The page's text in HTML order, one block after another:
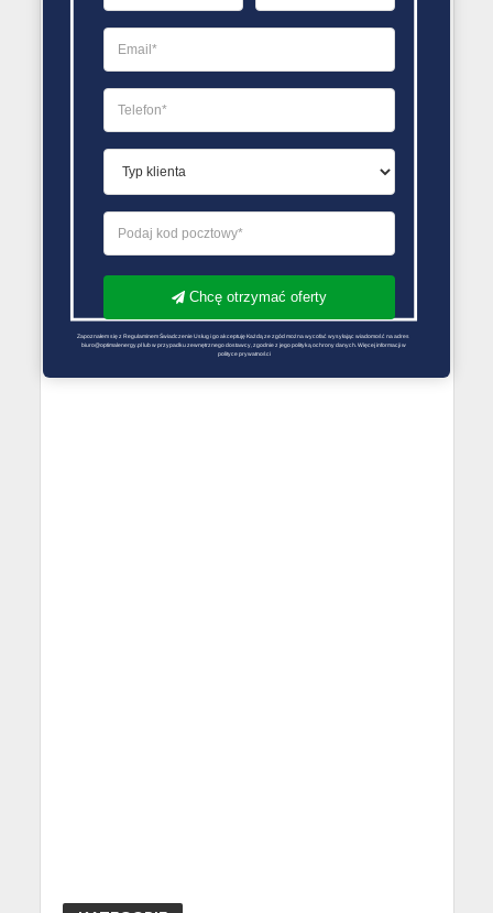
Gaz płynny Proszowice
LPG Proszowice
Dostawcy gazu Proszowice
PORÓWNYWARKA OFERT GAZU
Chcę otrzymać oferty
Zapoznałem się z Regulaminem Świadczenie Usług i go akceptuję Każdą ze zgód można wycofać wysyłając wiadomość na adres
biuro@optimalenergy.pl lub w przypadku zewnętrznego dostawcy, zgodnie z jego polityką ochrony danych. Więcej informacji w
polityce prywatności